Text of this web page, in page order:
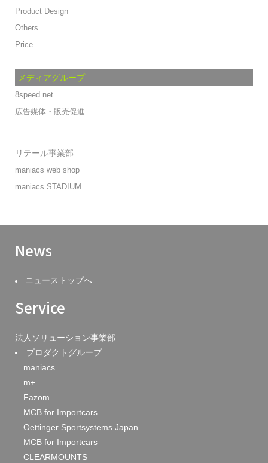
Product Design
Others
Price
メディアグループ
8speed.net
広告媒体・販売促進
リテール事業部
maniacs web shop
maniacs STADIUM
News
ニューストップへ
Service
法人ソリューション事業部
プロダクトグループ
maniacs
m+
Fazom
MCB for Importcars
Oettinger Sportsystems Japan
MCB for Importcars
CLEARMOUNTS